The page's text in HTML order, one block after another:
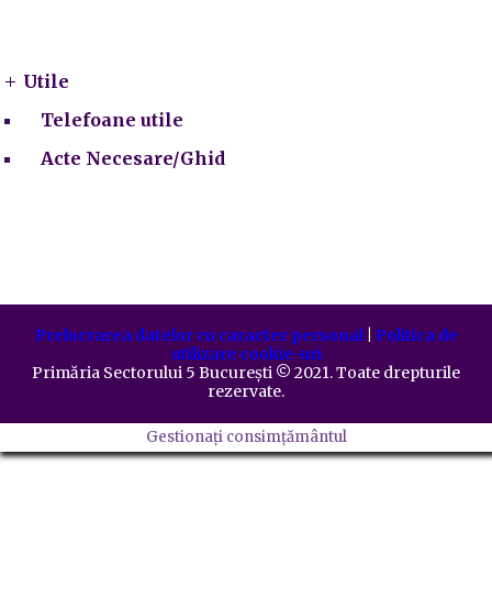
Utile
Telefoane utile
Acte Necesare/Ghid
Prelucrarea datelor cu caracter personal| Politica de
utilizare cookie-uri
Primăria Sectorului 5 București ©️ 2021. Toate drepturile
rezervate.
Gestionați consimțământul